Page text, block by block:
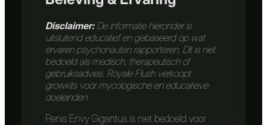
Disclaimer:De informatie hieronder is
uitsluitend educatief en gebaseerd op wat
ervaren psychonauten rapporteren. Dit is niet
bedoeld als medisch, therapeutisch of
gebruiksadvies. Royale Flush verkoopt
growkits voor mycologische en educatieve
doeleinden.
Penis Envy Gigantus is niet bedoeld voor